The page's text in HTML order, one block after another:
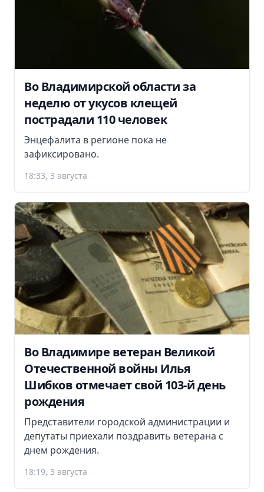
Во Владимирской области за
неделю от укусов клещей
пострадали 110 человек
Энцефалита в регионе пока не
зафиксировано.
18:33, 3 августа
Во Владимире ветеран Великой
Отечественной войны Илья
Шибков отмечает свой 103-й день
рождения
Представители городской администрации и
депутаты приехали поздравить ветерана с
днем рождения.
18:19, 3 августа